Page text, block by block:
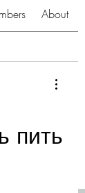
About
пить